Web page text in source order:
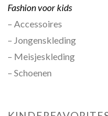
Fashion voor kids
– Accessoires
– Jongenskleding
– Meisjeskleding
– Schoenen